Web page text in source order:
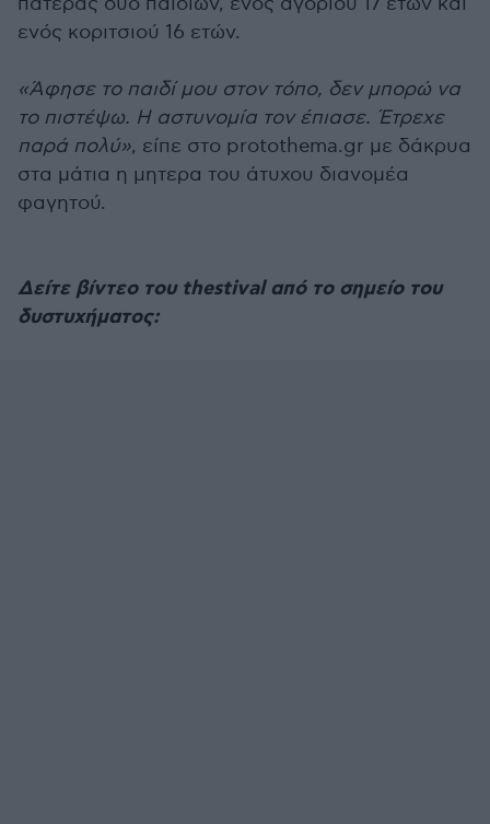
ενός κοριτσιού 16 ετών.
«Άφησε το παιδί μου στον τόπο, δεν μπορώ να
το πιστέψω. Η αστυνομία τον έπιασε. Έτρεχε
παρά πολύ», είπε στο protothema.gr με δάκρυα
στα μάτια η μητερα του άτυχου διανομέα
φαγητού.
Δείτε βίντεο του thestival από το σημείο του
δυστυχήματος: